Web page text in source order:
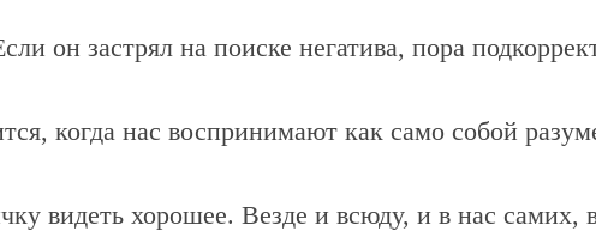
застрял на поиске негатива, пора
когда нас воспринимают как само собой
видеть хорошее. Везде и всюду, и в нас самих,